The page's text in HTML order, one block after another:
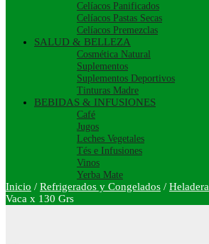
Celíacos Panificados
Celíacos Pastas Secas
Celíacos Premezclas
SALUD & BELLEZA
Cosmética Natural
Suplementos
Suplementos Deportivos
Tinturas Madre
BEBIDAS & INFUSIONES
Café
Jugos
Leches Vegetales
Tés e Infusiones
Vinos
Yerba Mate
Inicio / Refrigerados y Congelados / Heladera
Vaca x 130 Grs